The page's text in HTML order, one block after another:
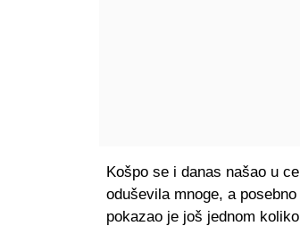
Košpo se i danas našao u
oduševila mnoge, a
pokazao je još jednom